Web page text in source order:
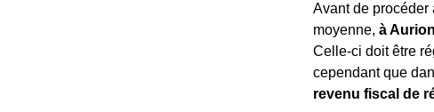
Avant de procéder
moyenne, à
Celle-ci doit être
cependant que
revenu fiscal de